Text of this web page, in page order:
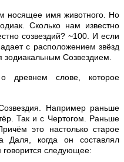
носящее имя животного. Но
Сколько нам известно
созвездий? ~100. И если
с расположением звёзд
зодиакальным Созвездием.
древнем слове, которое
Например раньше
Так и с Чертогом. Раньше
это настолько старое
Даля, когда он составлял
говорится следующее: